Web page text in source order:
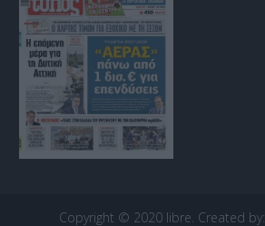
Copyright © 2020 libre. Created by: